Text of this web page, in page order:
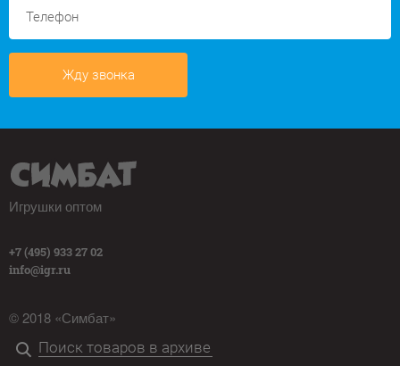
Жду звонка
Игрушки оптом
+7 (495) 933 27 02
info@igr.ru
© 2018 «Симбат»